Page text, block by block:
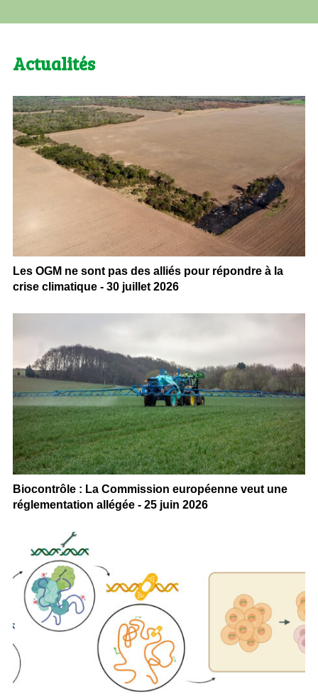
Actualités
Les OGM ne sont pas des alliés pour répondre à la
crise climatique - 30 juillet 2026
Biocontrôle : La Commission européenne veut une
réglementation allégée - 25 juin 2026